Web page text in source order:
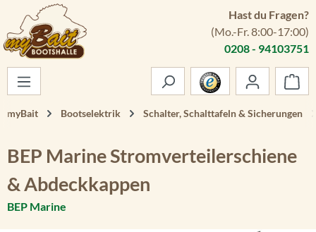
Zum Hauptinhalt springen
Hast du Fragen?
(Mo.-Fr. 8:00-17:00)
0208 - 94103751
myBait Bootselektrik Schalter, Schalttafeln & Sicherungen
BEP Marine Stromverteilerschiene
& Abdeckkappen
BEP Marine